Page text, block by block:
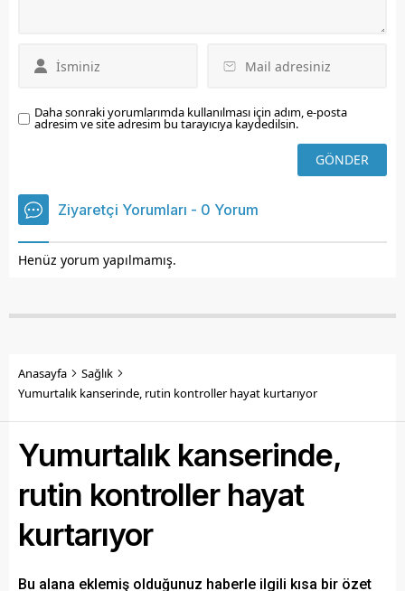
Daha sonraki yorumlarımda kullanılması için adım, e-posta
adresim ve site adresim bu tarayıcıya kaydedilsin.
Ziyaretçi Yorumları - 0 Yorum
Henüz yorum yapılmamış.
Anasayfa
Sağlık
Yumurtalık kanserinde, rutin kontroller hayat kurtarıyor
Yumurtalık kanserinde,
rutin kontroller hayat
kurtarıyor
Bu alana eklemiş olduğunuz haberle ilgili kısa bir özet